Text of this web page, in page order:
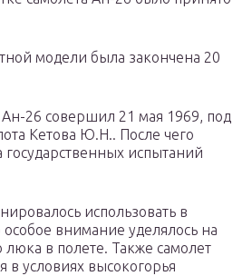
модели была закончена 20
26 совершил 21 мая 1969, под
Кетова Ю.Н.. После чего
государственных испытаний
использовать в
особое внимание уделялось на
люка в полете. Также самолет
в условиях высокогорья